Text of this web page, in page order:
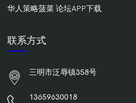
华人策略菠菜 论坛APP下载
联系方式
三明市泛辱镇358号
13659630018